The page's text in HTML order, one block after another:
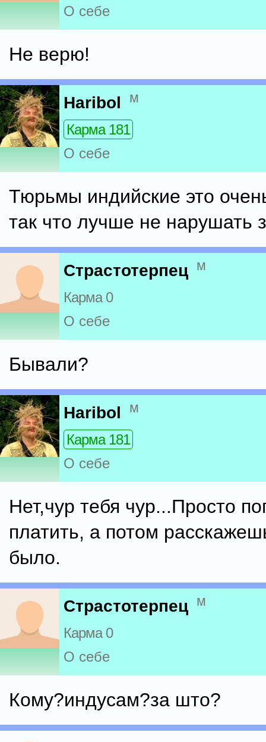
О себе
Не верю!
Haribol м
Карма 181
О себе
Тюрьмы индийские это
так что лучше не нарушать
Страстотерпец м
Карма 0
О себе
Бывали?
Haribol м
Карма 181
О себе
Нет,чур тебя чур...Просто
платить, а потом
было.
Страстотерпец м
Карма 0
О себе
Кому?индусам?за што?